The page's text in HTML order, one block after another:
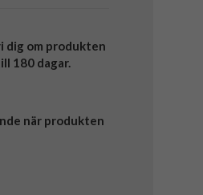
dig om produkten
180 dagar.
när produkten